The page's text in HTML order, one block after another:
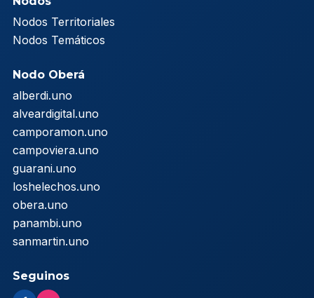
Nodos Territoriales
Nodos Temáticos
Nodo Oberá
alberdi.uno
alveardigital.uno
camporamon.uno
campoviera.uno
guarani.uno
loshelechos.uno
obera.uno
panambi.uno
sanmartin.uno
Seguinos